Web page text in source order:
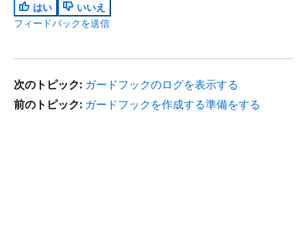
はい
いいえ
フィードバックを送信
次のトピック: ガードフックのログを表示する
前のトピック: ガードフックを作成する準備をする